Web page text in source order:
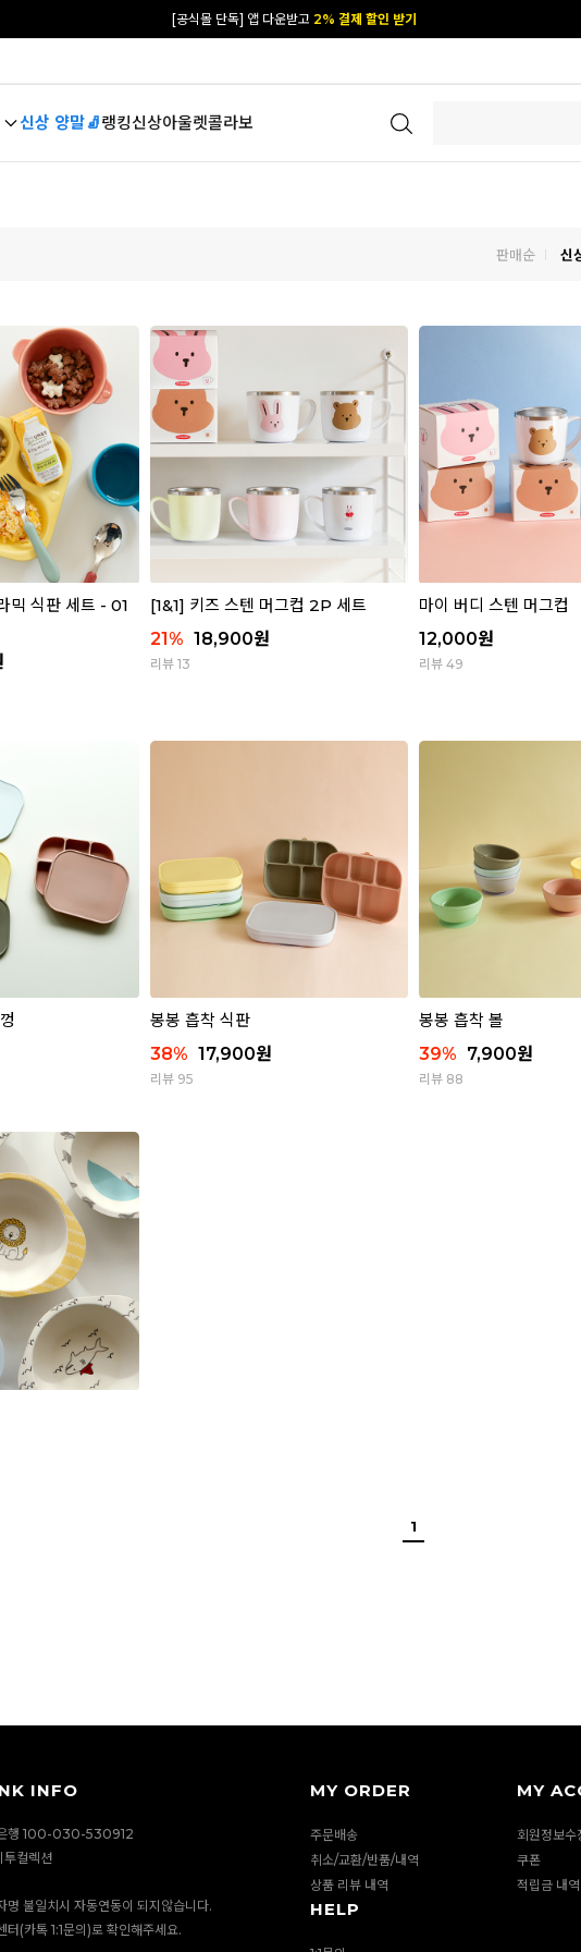
[공식몰 단독] 앱 다운받고 2% 결제 할인 받기
신상 양말🧦랭킹신상아울렛콜라보
판매순 신
믹 식판 세트 - 01
[1&1] 키즈 스텐 머그컵 2P 세트
21 % 18,900원
리뷰 13
마이 버디 스텐 머그컵
12,000원
리뷰 49
봉봉 흡착 식판
38% 17,900원
리뷰 95
봉봉 흡착 볼
39% 7,900원
리뷰 88
1
INFO
행 100-030-530912
투컬렉션
명 불일치시 자동연동이 되지않습니다.
터(카톡 1:1문의)로 확인해주세요.
MY ORDER
주문배송
취소/교환/반품/내역
상품 리뷰 내역
MY
회원정보수
쿠폰
적립금 내역
HELP